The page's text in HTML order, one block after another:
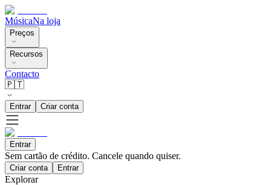
MúsicaNa loja
Preços
Recursos
Contacto
🇵🇹
Entrar Criar conta
Entrar
Sem cartão de crédito. Cancele quando quiser.
Criar conta Entrar
Explorar